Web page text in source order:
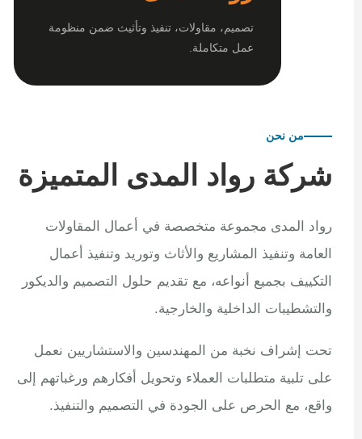
تصميم، مقاولات، تنفيذ وتأثيث ضمن منظومة
عمل متكاملة.
من نحن
شركة رواد المدى المتميزة
رواد المدى مجموعة متخصصة في أعمال المقاولات
العامة وتنفيذ المشاريع والأثاث وتوريد وتنفيذ أعمال
التكييف بجميع أنواعه، مع تقديم حلول التصميم والديكور
والتشطيبات الداخلية والخارجية.
تحت إشراف نخبة من المهندسين والاستشاريين نعمل
على تلبية متطلبات العملاء وتحويل أفكارهم ورغباتهم إلى
واقع، مع الحرص على الجودة في التصميم والتنفيذ.